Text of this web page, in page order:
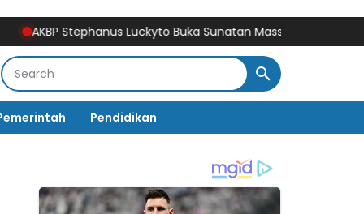
Stephanus Luckyto Buka Sunatan Massal, Polres Bulukumba
Pendidikan